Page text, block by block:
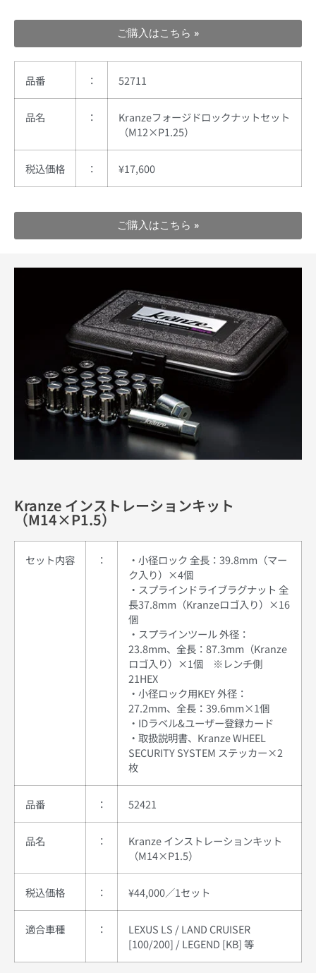
ご購入はこちら »
品番 ： 52711
品名 ：
Kranzeフォージドロックナットセット
（M12×P1.25）
税込価格 ： ¥17,600
ご購入はこちら »
Kranze インストレーションキット
（M14×P1.5）
セット内容 ：
・小径ロック 全長：39.8mm（マー
ク入り）×4個
・スプラインドライブラグナット 全
長37.8mm（Kranzeロゴ入り）×16
個
・スプラインツール 外径：
23.8mm、全長：87.3mm（Kranze
ロゴ入り）×1個 ※レンチ側
21HEX
・小径ロック用KEY 外径：
27.2mm、全長：39.6mm×1個
・IDラベル&ユーザー登録カード
・取扱説明書、Kranze WHEEL
SECURITY SYSTEM ステッカー×2
枚
品番 ： 52421
品名 ：
Kranze インストレーションキット
（M14×P1.5）
税込価格 ： ¥44,000／1セット
適合車種 ：
LEXUS LS / LAND CRUISER
[100/200] / LEGEND [KB] 等